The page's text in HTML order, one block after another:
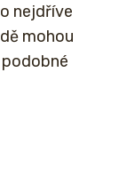
nejdříve
mohou